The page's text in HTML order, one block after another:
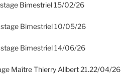
Bimestriel 15/02/26
Bimestriel 10/05/26
Bimestriel 14/06/26
Maître Thierry Alibert 21.22/04/26